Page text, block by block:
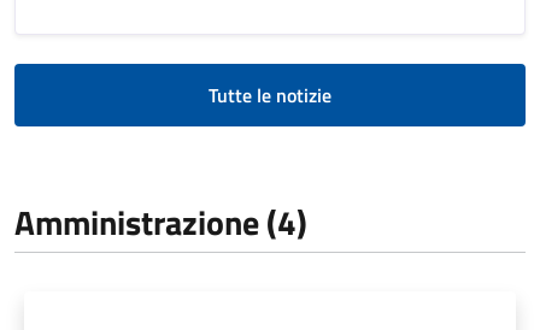
Tutte le notizie
Amministrazione (4)